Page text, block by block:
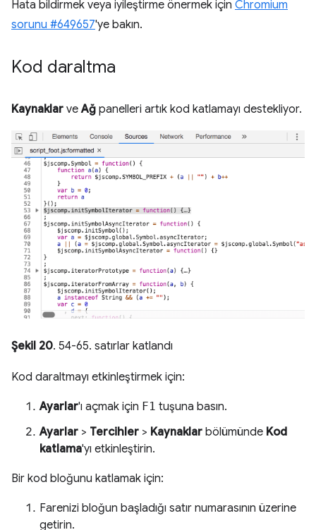
Hata bildirmek veya iyileştirme önermek için Chromium
sorunu #649657'ye bakın.
Kod daraltma
Kaynaklar veAğ panelleri artık kod katlamayı destekliyor.
Şekil 20. 54-65. satırlar katlandı
Kod daraltmayı etkinleştirmek için:
Ayarlar'ı açmak için F1 tuşuna basın.
Ayarlar > Tercihler > Kaynaklar bölümünde Kod
katlama'yı etkinleştirin.
Bir kod bloğunu katlamak için:
Farenizi bloğun başladığı satır numarasının üzerine
getirin.